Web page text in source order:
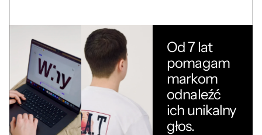
Od 7 lat
pomagam
markom
odnaleźć
ich unikalny
głos.